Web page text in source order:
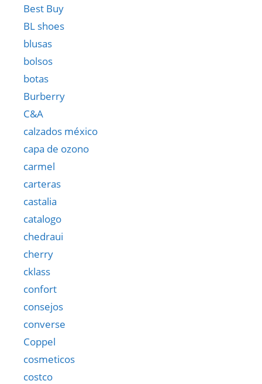
Best Buy
BL shoes
blusas
bolsos
botas
Burberry
C&A
calzados méxico
capa de ozono
carmel
carteras
castalia
catalogo
chedraui
cherry
cklass
confort
consejos
converse
Coppel
cosmeticos
costco